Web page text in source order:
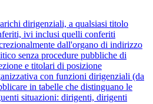
dirigenziali, a qualsiasi titolo
ivi inclusi quelli conferiti
dall'organo di indirizzo
senza procedure pubbliche di
e titolari di posizione
con funzioni dirigenziali (da
in tabelle che distinguano le
situazioni: dirigenti, dirigenti